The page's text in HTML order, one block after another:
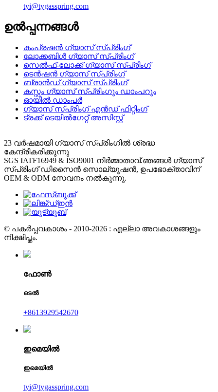
tyi@tygasspring.com
ഉൽപ്പന്നങ്ങൾ
കംപ്രഷൻ ഗ്യാസ് സ്പ്രിംഗ്
ലോക്കബിൾ ഗ്യാസ് സ്പ്രിംഗ്
സെൽഫ്-ലോക്ക് ഗ്യാസ് സ്പ്രിംഗ്
ടെൻഷൻ ഗ്യാസ് സ്പ്രിംഗ്
ബ്രാൻഡ് ഗ്യാസ് സ്പ്രിംഗ്
കസ്റ്റം ഗ്യാസ് സ്പ്രിംഗും ഡാംപറും
ഓയിൽ ഡാംപർ
ഗ്യാസ് സ്പ്രിംഗ് എൻഡ് ഫിറ്റിംഗ്
ട്രക്ക് ടെയിൽഗേറ്റ് അസിസ്റ്റ്
23 വർഷമായി ഗ്യാസ് സ്പ്രിംഗിൽ ശ്രദ്ധ
കേന്ദ്രീകരിക്കുന്നു
SGS IATF16949 & ISO9001 നിർമ്മാതാവ്.ഞങ്ങൾ ഗ്യാസ്
സ്പ്രിംഗ് ഡിസൈൻ സൊല്യൂഷൻ, ഉപഭോക്താവിന്
OEM & ODM സേവനം നൽകുന്നു.
© പകർപ്പവകാശം - 2010-2026 : എല്ലാ അവകാശങ്ങളും
നിക്ഷിപ്തം.
ഫോൺ
ടെൽ
+8613929542670
ഇമെയിൽ
ഇമെയിൽ
tyi@tygasspring.com